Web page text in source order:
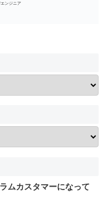
ンジニア
ムカスタマーになって